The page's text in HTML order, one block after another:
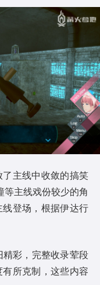
主线中收敛的搞笑
主线戏份较少的角
登场，根据伊达行
彩，完整收录荤段
所克制，这些内容